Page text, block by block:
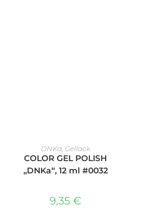
IN DEN WARENKORB
DNKa, Gellack
COLOR GEL POLISH
„DNKa“, 12 ml #0032
9,35 €